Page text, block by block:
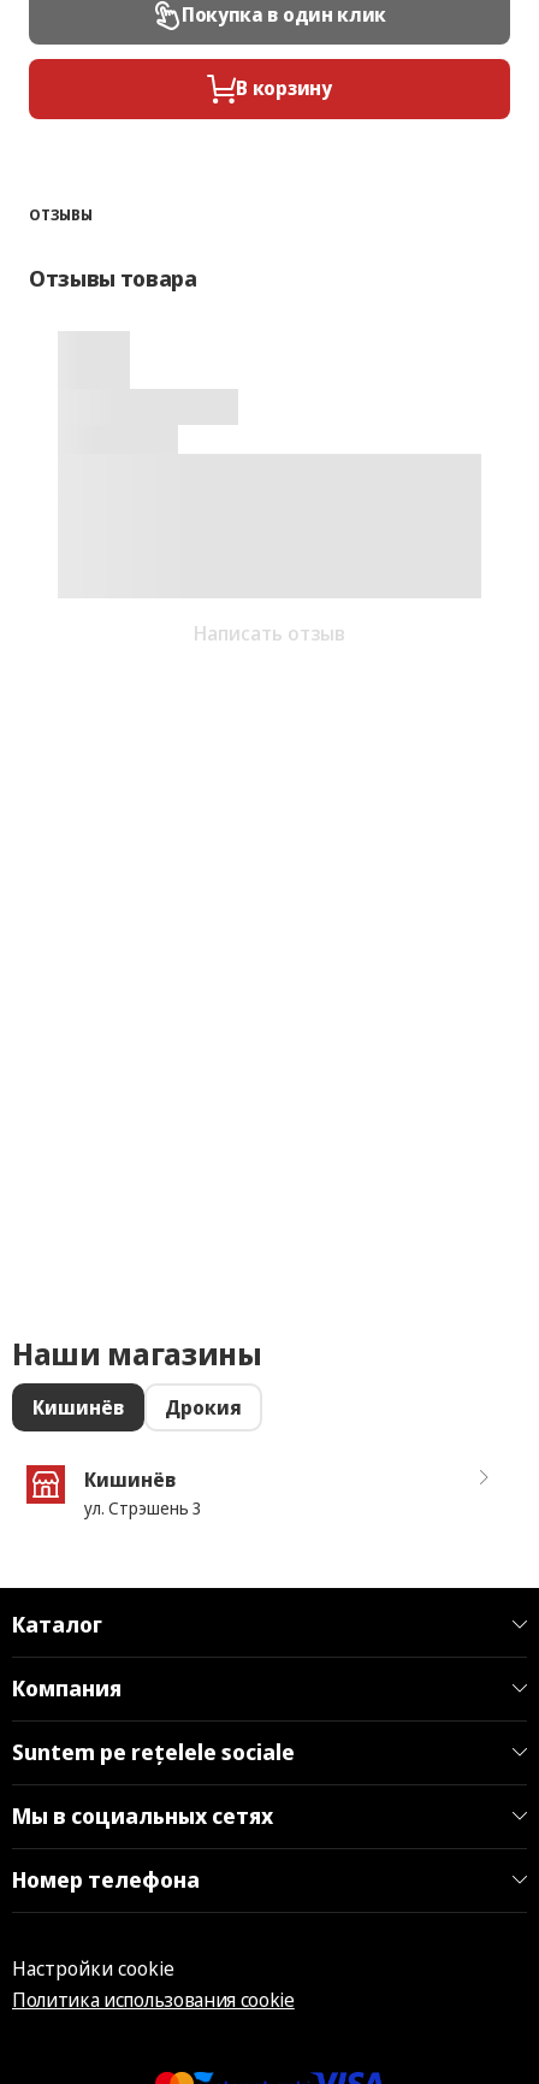
Покупка в один клик
В корзину
ОТЗЫВЫ
Отзывы товара
Написать отзыв
Наши магазины
Кишинёв Дрокия
Кишинёв
ул. Стрэшень 3
Каталог
Компания
Suntem pe rețelele sociale
Мы в социальных сетях
Номер телефона
Настройки cookie
Политика использования cookie